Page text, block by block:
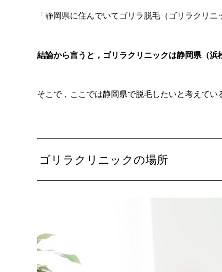
「静岡県に住んでいてゴリラ脱毛（ゴリラクリ
結論から言うと，ゴリラクリニックは静岡県（浜
そこで，ここでは静岡県で脱毛したいと考えてい
ゴリラクリニックの場所